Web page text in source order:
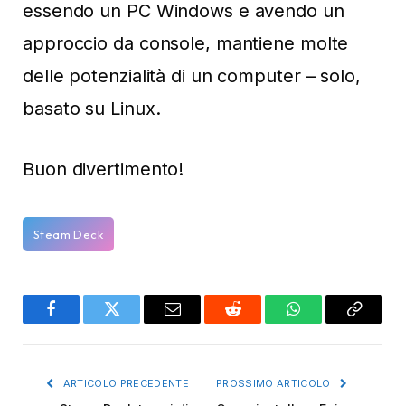
essendo un PC Windows e avendo un
approccio da console, mantiene molte
delle potenzialità di un computer – solo,
basato su Linux.
Buon divertimento!
Steam Deck
FacebookTwitter Email Reddit WhatsAppCopy
ARTICOLO PRECEDENTE PROSSIMO ARTICOLO